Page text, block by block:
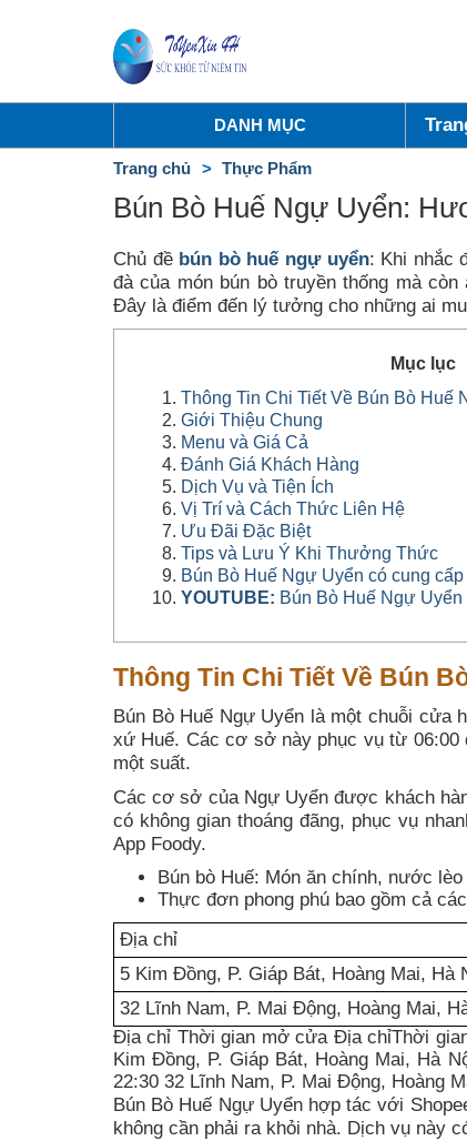
DANH MỤC
Trang chủ Thực Phẩm
Bún Bò Huế Ngự Uyển:
Chủ đề bún bò huế ngự uyển: Khi nhắc
đà của món bún bò truyền thống mà
Đây là điểm đến lý tưởng cho những ai
Mục lục
Thông Tin Chi Tiết Về Bún Bò Huế
Giới Thiệu Chung
Menu và Giá Cả
Đánh Giá Khách Hàng
Dịch Vụ và Tiện Ích
Vị Trí và Cách Thức Liên Hệ
Ưu Đãi Đặc Biệt
Tips và Lưu Ý Khi Thưởng Thức
Bún Bò Huế Ngự Uyển có cung
YOUTUBE: Bún Bò Huế Ngự Uyển
Thông Tin Chi Tiết Về Bún
Bún Bò Huế Ngự Uyển là một chuỗi cửa
xứ Huế. Các cơ sở này phục vụ từ 06:00
một suất.
Các cơ sở của Ngự Uyển được khách
có không gian thoáng đãng, phục vụ
App Foody.
Bún bò Huế: Món ăn chính, nước
Thực đơn phong phú bao gồm cả
Địa chỉ
5 Kim Đồng, P. Giáp Bát, Hoàng Mai, Hà
32 Lĩnh Nam, P. Mai Động, Hoàng Mai,
Địa chỉ Thời gian mở cửa Địa chỉThời
Kim Đồng, P. Giáp Bát, Hoàng Mai, Hà
22:30 32 Lĩnh Nam, P. Mai Động, Hoàng
Bún Bò Huế Ngự Uyển hợp tác với
không cần phải ra khỏi nhà. Dịch vụ này